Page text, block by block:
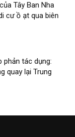
Tây Ban Nha
cư ồ ạt qua biên
phản tác dụng:
quay lại Trung